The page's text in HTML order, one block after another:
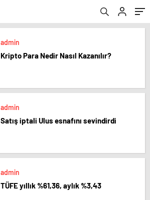
admin
Kripto Para Nedir Nasıl Kazanılır?
admin
Satış iptali Ulus esnafını sevindirdi
admin
TÜFE yıllık %61,36, aylık %3,43